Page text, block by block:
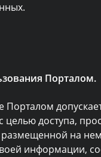
Порталом.
Порталом
целью доступа,
размещенной на
информации,